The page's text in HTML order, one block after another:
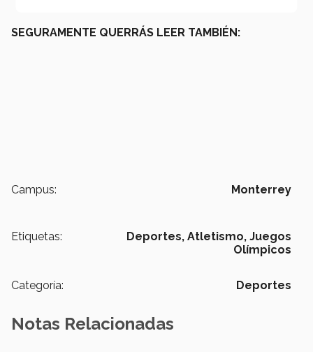
SEGURAMENTE QUERRÁS LEER TAMBIÉN:
Campus: Monterrey
Etiquetas: Deportes, Atletismo, Juegos
Olímpicos
Categoría: Deportes
Notas Relacionadas